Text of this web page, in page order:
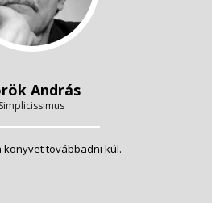
András
Simplicissimus
könyvet továbbadni kúl.